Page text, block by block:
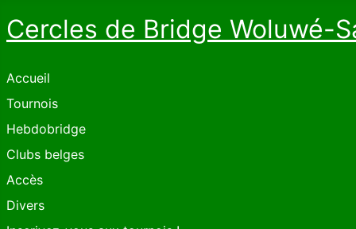
Cercles de Bridge Woluwé-
Accueil
Tournois
Hebdobridge
Clubs belges
Accès
Divers